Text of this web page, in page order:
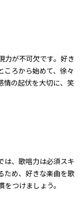
力が不可欠です。好き
ころから始めて、徐々
情の起伏を大切に、笑
は、歌唱力は必須スキ
ため、好きな楽曲を歌
つけましょう。